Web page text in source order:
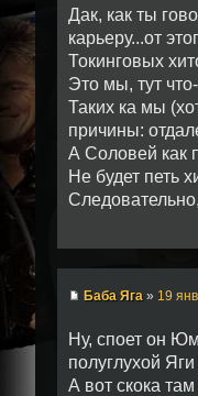
Дак, как ты
карьеру...от
Токинговых
Это мы, тут
Таких ка мы
причины:
А Соловей как
Не будет петь
Баба Яга » 19
Ну, споет он
полуглухой
А вот скока